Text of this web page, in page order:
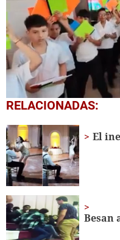
0
of
minute,
56
seconds
RELACIONADAS:
El
Besan